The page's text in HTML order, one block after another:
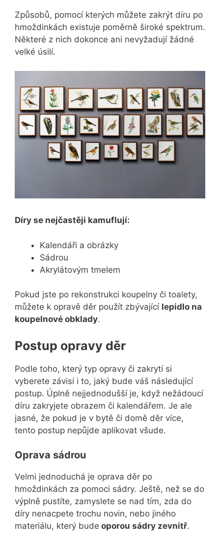
Způsobů, pomocí kterých můžete zakrýt díru po
hmoždinkách existuje poměrně široké spektrum.
Některé z nich dokonce ani nevyžadují žádné
velké úsilí.
Díry se nejčastěji kamuflují:
Kalendáři a obrázky
Sádrou
Akrylátovým tmelem
Pokud jste po rekonstrukci koupelny či toalety,
můžete k opravě děr použít zbývající lepidlo na
koupelnové obklady.
Postup opravy děr
Podle toho, který typ opravy či zakrytí si
vyberete závisí i to, jaký bude váš následující
postup. Úplně nejjednodušší je, když nežádoucí
díru zakryjete obrazem či kalendářem. Je ale
jasné, že pokud je v bytě či domě děr více,
tento postup nepůjde aplikovat všude.
Oprava sádrou
Velmi jednoduchá je oprava děr po
hmoždinkách za pomoci sádry. Ještě, než se do
výplně pustíte, zamyslete se nad tím, zda do
díry nenacpete trochu novin, nebo jiného
materiálu, který bude oporou sádry zevnitř.